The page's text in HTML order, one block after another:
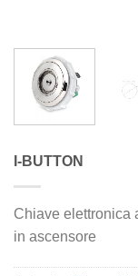
I-BUTTON
Chiave elettronica
in ascensore